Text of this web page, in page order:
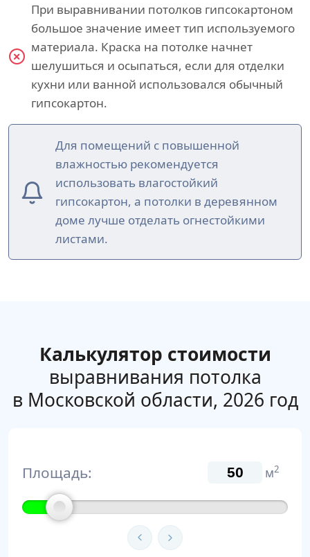
При выравнивании потолков гипсокартоном
большое значение имеет тип используемого
материала. Краска на потолке начнет
шелушиться и осыпаться, если для отделки
кухни или ванной использовался обычный
гипсокартон.
Для помещений с повышенной
влажностью рекомендуется
использовать влагостойкий
гипсокартон, а потолки в деревянном
доме лучше отделать огнестойкими
листами.
Калькулятор стоимости
выравнивания потолка
в Московской области, 2026 год
Площадь: м2